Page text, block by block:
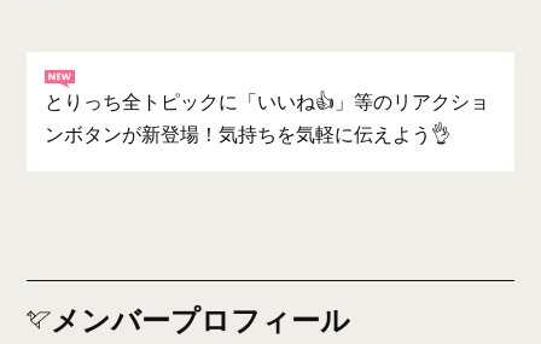
とりっち全トピックに「いいね👍」等のリアクショ
ンボタンが新登場！気持ちを気軽に伝えよう👌
メンバープロフィール